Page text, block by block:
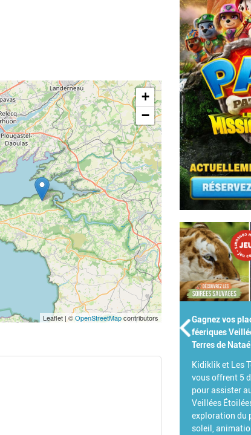
+
−
Leaflet | ©OpenStreetMapcontributors
Gagnez vos places pour les
féeriques Veillées Étoilées aux
Kidiklik et Les Terres de Nataé
vous offrent 5 duos parent/enfant
pour assister aux incroyables
Veillées Étoilées ! Au programme :
exploration du parc au coucher du
soleil, animations pédagogiques